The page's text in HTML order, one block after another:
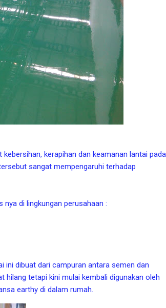
kerapihan dan keamanan lantai pada
sangat mempengaruhi terhadap
di lingkungan perusahaan :
ini dibuat dari campuran antara semen dan
hilang tetapi kini mulai kembali digunakan oleh
earthy di dalam rumah.